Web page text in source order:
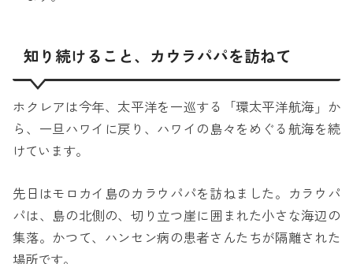
知り続けること、カウラパパを訪ねて
ホクレアは今年、太平洋を一巡する「環太平洋航海」か
ら、一旦ハワイに戻り、ハワイの島々をめぐる航海を続
けています。
先日はモロカイ島のカラウパパを訪ねました。カラウパ
パは、島の北側の、切り立つ崖に囲まれた小さな海辺の
集落。かつて、ハンセン病の患者さんたちが隔離された